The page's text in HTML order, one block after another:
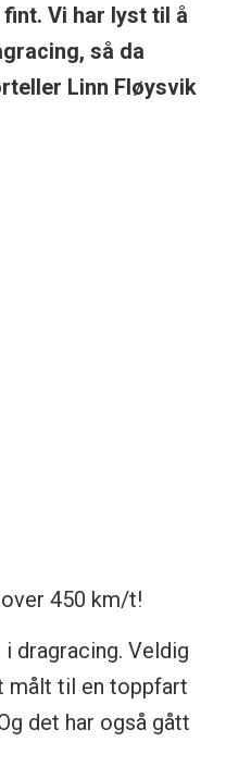
Vi har lyst til å
så da
Linn Fløysvik
450 km/t!
dragracing. Veldig
målt til en toppfart
det har også gått